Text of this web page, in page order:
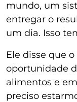
mundo, um
entregar o
um dia. Isso
Ele disse que
oportunidade
alimentos e
preciso